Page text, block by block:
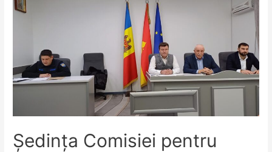
Ședința Comisiei pentru